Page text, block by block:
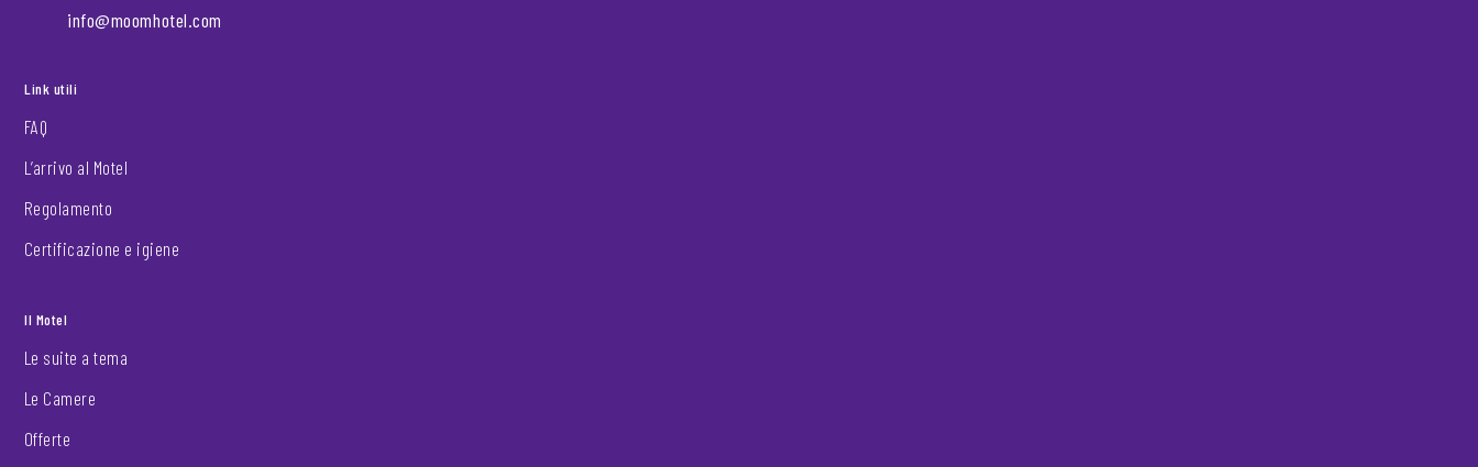
info@moomhotel.com
Link utili
FAQ
L’arrivo al Motel
Regolamento
Certificazione e igiene
Il Motel
Le suite a tema
Le Camere
Offerte